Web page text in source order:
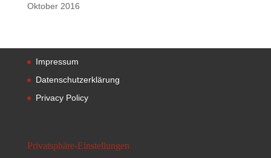
Oktober 2016
Impressum
Datenschutzerklärung
Privacy Policy
Privatsphäre-Einstellungen